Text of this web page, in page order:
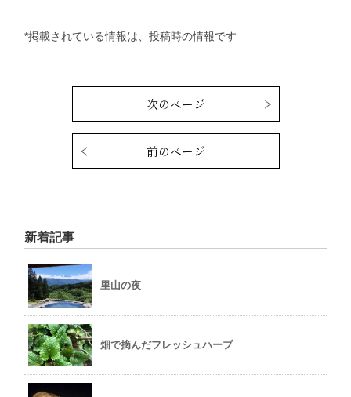
*掲載されている情報は、投稿時の情報です
次のページ
前のページ
新着記事
里山の夜
畑で摘んだフレッシュハーブ